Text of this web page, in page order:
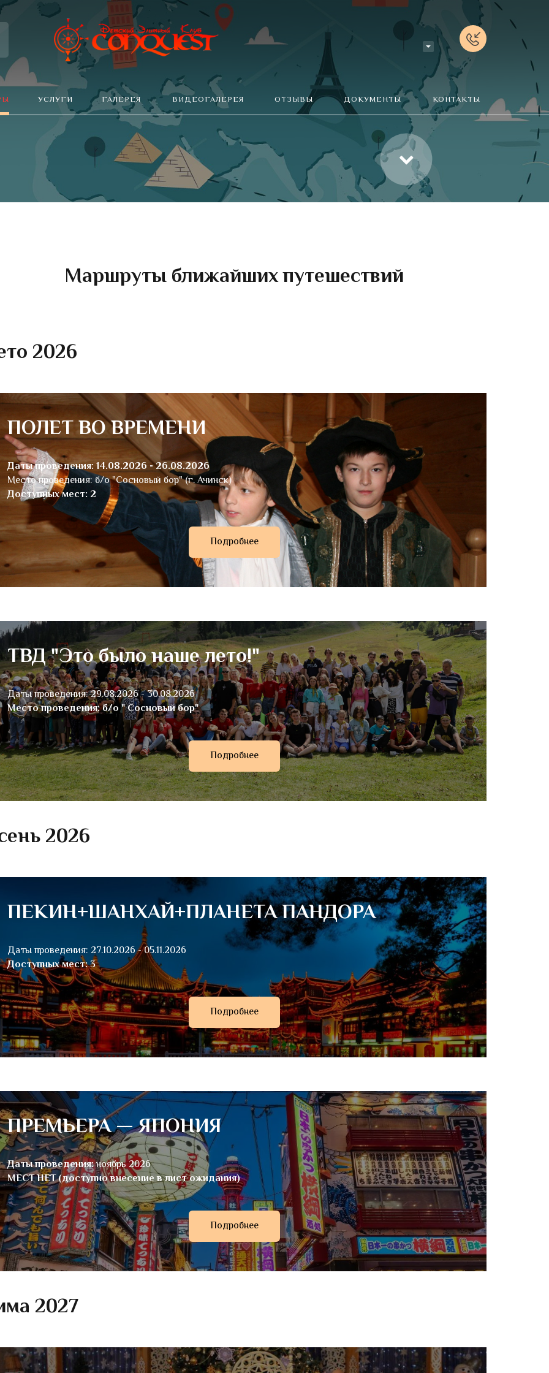
УСЛУГИ ГАЛЕРЕЯ ВИДЕОГАЛЕРЕЯ ОТЗЫВЫ ДОКУМЕНТЫ КОНТАКТЫ
Маршруты ближайших путешествий
2026
ПОЛЕТ ВО ВРЕМЕНИ
Даты проведения: 14.08.2026 - 26.08.2026
Место проведения: б/о "Сосновый бор" (г. Ачинск)
Доступных мест: 2
Подробнее
ТВД "Это было наше лето!"
Даты проведения: 29.08.2026 - 30.08.2026
Место проведения: б/о " Сосновый бор"
Подробнее
2026
ПЕКИН+ШАНХАЙ+ПЛАНЕТА ПАНДОРА
Даты проведения: 27.10.2026 - 05.11.2026
Доступных мест: 3
Подробнее
ПРЕМЬЕРА — ЯПОНИЯ
Даты проведения:ноябрь 2026
МЕСТ НЕТ (доступно внесение в лист ожидания)
Подробнее
2027